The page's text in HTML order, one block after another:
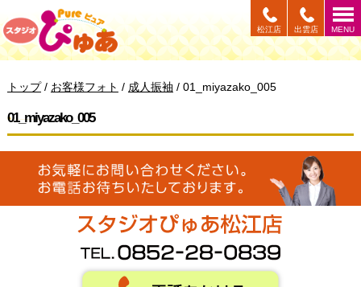
このページの本文へ
MENU
出雲店
松江店
現
の
トップ/ お客様フォト / 成人振袖 / 01_miyazako_005
01_miyazako_005